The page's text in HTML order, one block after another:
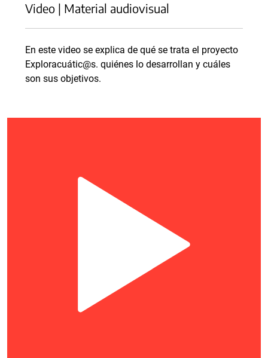
Video | Material audiovisual
En este video se explica de qué se trata el proyecto
Exploracuátic@s. quiénes lo desarrollan y cuáles
son sus objetivos.